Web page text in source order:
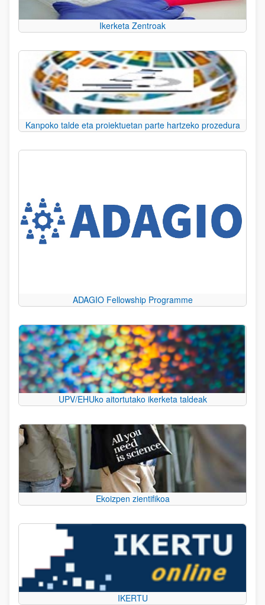
Ikerketa Zentroak
Kanpoko talde eta proiektuetan parte hartzeko prozedura
ADAGIO Fellowship Programme
UPV/EHUko aitortutako ikerketa taldeak
Ekoizpen zientifikoa
IKERTU